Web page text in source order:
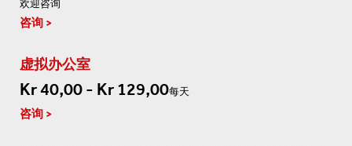
欢迎咨询
咨询
虚拟办公室
Kr 40,00 - Kr 129,00每天
咨询